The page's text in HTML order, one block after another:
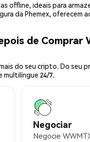
offline, ideais para
da Phemex, oferecem
de Comprar
do seu cripto. Do
multilíngue 24/7.
Negociar
Negocie